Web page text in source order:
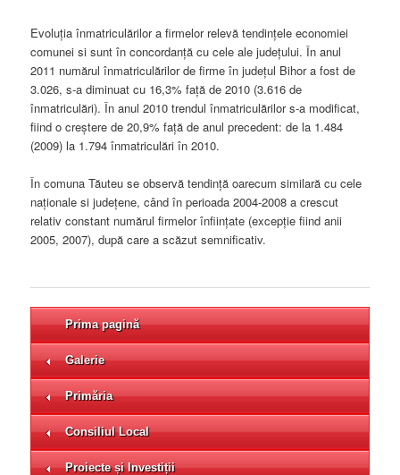
Evoluţia înmatriculărilor a firmelor relevă tendinţele economiei
comunei si sunt în concordanţă cu cele ale judeţului. În anul
2011 numărul înmatriculărilor de firme în judeţul Bihor a fost de
3.026, s-a diminuat cu 16,3% faţă de 2010 (3.616 de
înmatriculări). În anul 2010 trendul înmatriculărilor s-a modificat,
fiind o creştere de 20,9% faţă de anul precedent: de la 1.484
(2009) la 1.794 înmatriculări în 2010.
În comuna Tăuteu se observă tendinţă oarecum similară cu cele
naţionale si judeţene, când în perioada 2004-2008 a crescut
relativ constant numărul firmelor înfiinţate (excepţie fiind anii
2005, 2007), după care a scăzut semnificativ.
Prima pagină
Galerie
Primăria
Consiliul Local
Proiecte și Investiții